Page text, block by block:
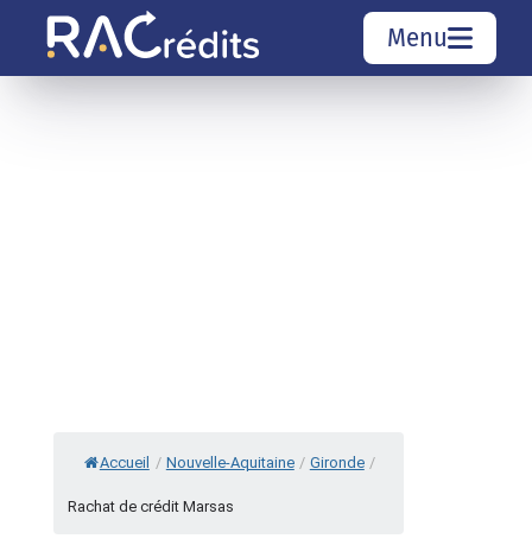
Menu
Accueil / Nouvelle-Aquitaine / Gironde /
Rachat de crédit Marsas